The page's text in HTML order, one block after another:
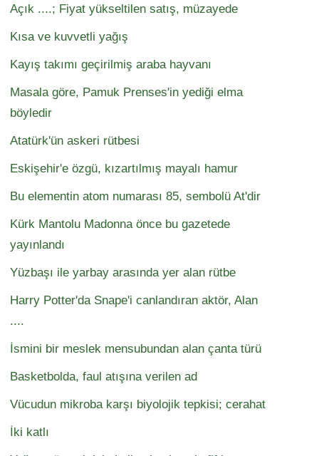
Açık ....; Fiyat yükseltilen satış, müzayede
Kısa ve kuvvetli yağış
Kayış takımı geçirilmiş araba hayvanı
Masala göre, Pamuk Prenses'in yediği elma
böyledir
Atatürk'ün askeri rütbesi
Eskişehir'e özgü, kızartılmış mayalı hamur
Bu elementin atom numarası 85, sembolü At'dir
Kürk Mantolu Madonna önce bu gazetede
yayınlandı
Yüzbaşı ile yarbay arasında yer alan rütbe
Harry Potter'da Snape'i canlandıran aktör, Alan
....
İsmini bir meslek mensubundan alan çanta türü
Basketbolda, faul atışına verilen ad
Vücudun mikroba karşı biyolojik tepkisi; cerahat
İki katlı